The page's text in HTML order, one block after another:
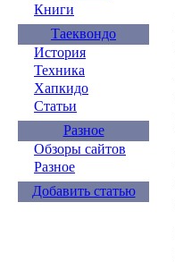
Книги
Таеквондо
История
Техника
Хапкидо
Статьи
Разное
Обзоры сайтов
Разное
Добавить статью